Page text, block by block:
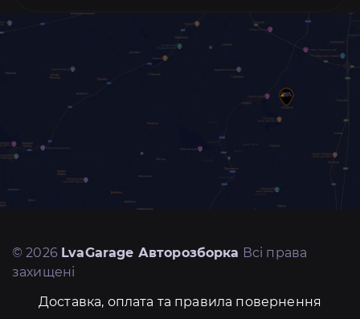
© 2026 LvaGarage Авторозборка Всі права
захищені
Доставка, оплата та правила повернення